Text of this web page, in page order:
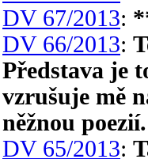
DV 67/2013:
DV 66/2013:
Představa je
vzrušuje mě
něžnou poezií.
DV 65/2013: